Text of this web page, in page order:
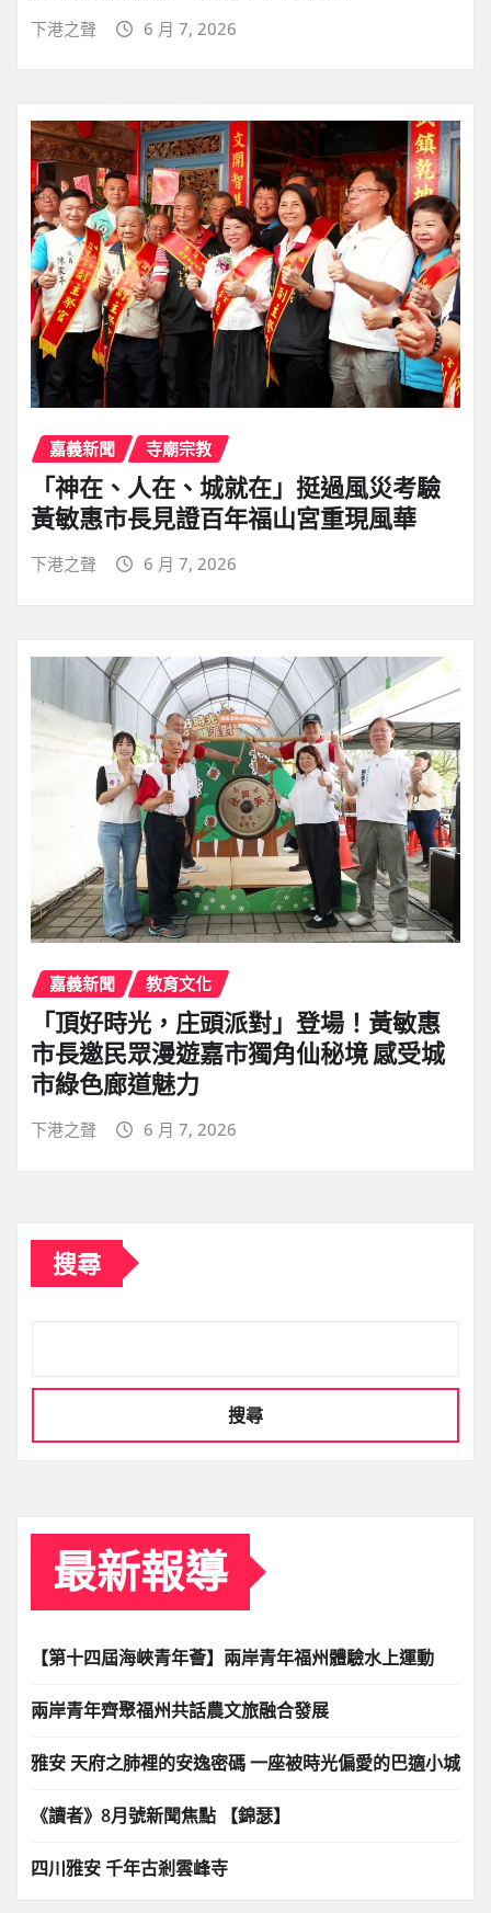
下港之聲 6 月 7, 2026
嘉義新聞 寺廟宗教
「神在、人在、城就在」挺過風災考驗
黃敏惠市長見證百年福山宮重現風華
下港之聲 6 月 7, 2026
嘉義新聞 教育文化
「頂好時光，庄頭派對」登場！黃敏惠
市長邀民眾漫遊嘉市獨角仙秘境 感受城
市綠色廊道魅力
下港之聲 6 月 7, 2026
搜尋
搜尋
最新報導
【第十四屆海峽青年薈】兩岸青年福州體驗水上運動
兩岸青年齊聚福州共話農文旅融合發展
雅安 天府之肺裡的安逸密碼 一座被時光偏愛的巴適小城
《讀者》8月號新聞焦點 【錦瑟】
四川雅安 千年古剎雲峰寺